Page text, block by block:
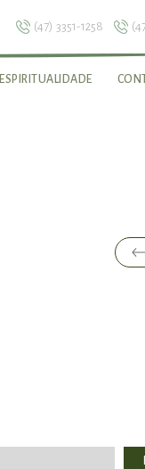
(47) 3351-1258
ESPIRITUALIDADE